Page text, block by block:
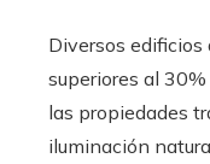
Diversos
superiores al
las propiedades
iluminación